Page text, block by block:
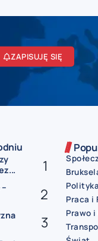
ZAPISUJĘ SIĘ
Polityka
Praca i
Prawo